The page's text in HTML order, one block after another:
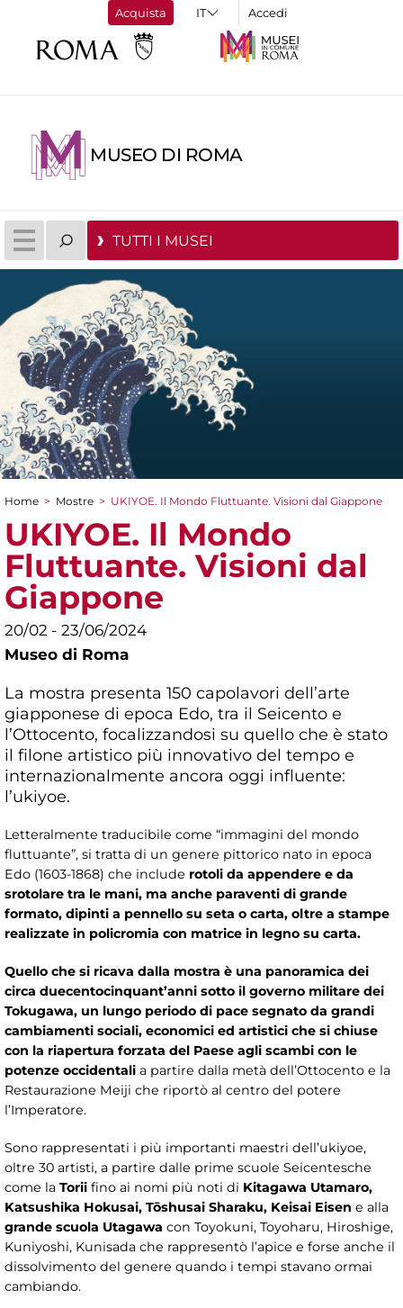
Acquista Accedi
MUSEO DI ROMA
TUTTI I MUSEI
Tu sei qui
Home > Mostre > UKIYOE. Il Mondo Fluttuante. Visioni dal Giappone
UKIYOE. Il Mondo
Fluttuante. Visioni dal
Giappone
20/02 - 23/06/2024
Museo di Roma
La mostra presenta 150 capolavori dell’arte
giapponese di epoca Edo, tra il Seicento e
l’Ottocento, focalizzandosi su quello che è stato
il filone artistico più innovativo del tempo e
internazionalmente ancora oggi influente:
l’ukiyoe.
Letteralmente traducibile come “immagini del mondo
fluttuante”, si tratta di un genere pittorico nato in epoca
Edo (1603-1868) che include rotoli da appendere e da
srotolare tra le mani, ma anche paraventi di grande
formato, dipinti a pennello su seta o carta, oltre a stampe
realizzate in policromia con matrice in legno su carta.
Quello che si ricava dalla mostra è una panoramica dei
circa duecentocinquant’anni sotto il governo militare dei
Tokugawa, un lungo periodo di pace segnato da grandi
cambiamenti sociali, economici ed artistici che si chiuse
con la riapertura forzata del Paese agli scambi con le
potenze occidentali a partire dalla metà dell’Ottocento e la
Restaurazione Meiji che riportò al centro del potere
l’Imperatore.
Sono rappresentati i più importanti maestri dell’ukiyoe,
oltre 30 artisti, a partire dalle prime scuole Seicentesche
come la Torii fino ai nomi più noti di Kitagawa Utamaro,
Katsushika Hokusai, Tōshusai Sharaku, Keisai Eisen e alla
grande scuola Utagawa con Toyokuni, Toyoharu, Hiroshige,
Kuniyoshi, Kunisada che rappresentò l’apice e forse anche il
dissolvimento del genere quando i tempi stavano ormai
cambiando.